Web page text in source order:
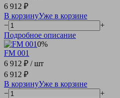
6 912 ₽
В корзинуУже в корзине
−
+
Подробное описание
0%
FM 001
6 912 ₽ / шт
6 912 ₽
В корзинуУже в корзине
−
+